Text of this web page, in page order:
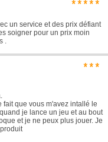
*****
un service et des prix défiant
soigner pour un prix moin
.
***
fait que vous m'avez intallé le
je lance un jeu et au bout
et je ne peux plus jouer. Je